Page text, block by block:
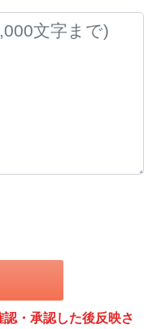
・承認した後反映さ